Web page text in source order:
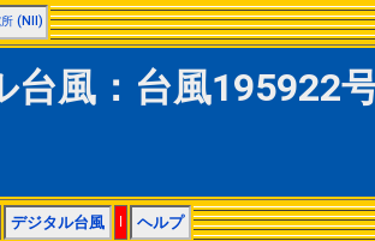
(NII)
台風：台風195922
デジタル台風 | ヘルプ